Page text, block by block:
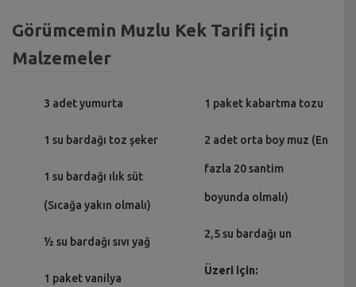
Görümcemin Muzlu Kek Tarifi için
Malzemeler
3 adet yumurta
1 su bardağı toz şeker
1 su bardağı ılık süt
(Sıcağa yakın olmalı)
½ su bardağı sıvı yağ
1 paket vanilya
1 paket kabartma tozu
2 adet orta boy muz (En
fazla 20 santim
boyunda olmalı)
2,5 su bardağı un
Üzeri için: